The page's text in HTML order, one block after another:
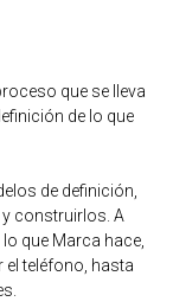
que se lleva
de lo que
de definición,
construirlos. A
que Marca hace,
el teléfono, hasta